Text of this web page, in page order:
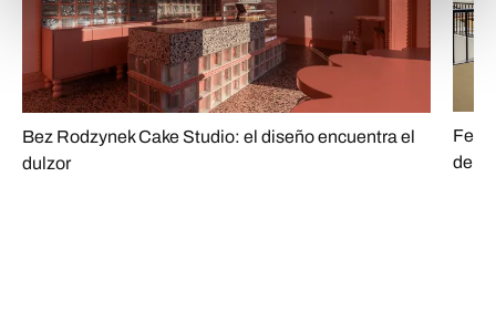
Bez Rodzynek Cake Studio: el diseño encuentra el
dulzor
de